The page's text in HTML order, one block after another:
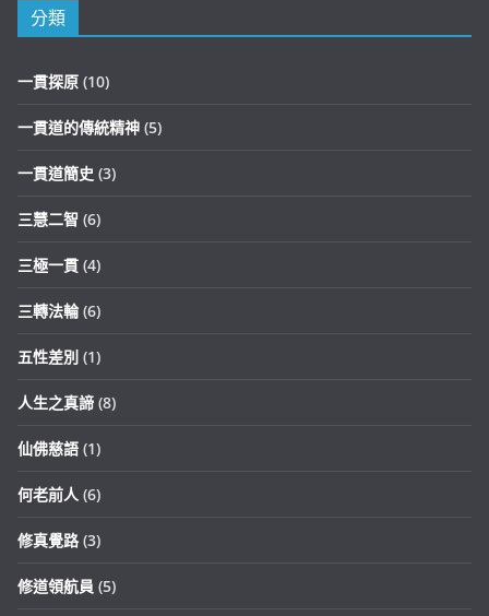
分類
一貫探原 (10)
一貫道的傳統精神 (5)
一貫道簡史 (3)
三慧二智 (6)
三極一貫 (4)
三轉法輪 (6)
五性差別 (1)
人生之真諦 (8)
仙佛慈語 (1)
何老前人 (6)
修真覺路 (3)
修道領航員 (5)